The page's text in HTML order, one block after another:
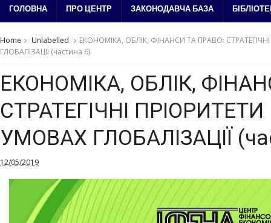
ГОЛОВНА ПРО ЦЕНТР ЗАКОНОДАВЧА БАЗА
Home Unlabelled
ЕКОНОМІКА, ОБЛІК, ФІНАНСИ ТА ПРАВО:
ГЛОБАЛІЗАЦІЇ (частина 6)
ЕКОНОМІКА, ОБЛІК,
СТРАТЕГІЧНІ
УМОВАХ ГЛОБАЛІЗАЦІЇ
12/05/2019